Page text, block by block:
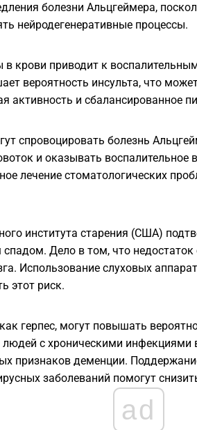
болезни Альцгеймера,
нейродегенеративные процессы.
крови приводит к
вероятность инсульта, что
активность и сбалансированное
спровоцировать болезнь
и оказывать воспалительное
лечение стоматологических
института старения (США)
Дело в том, что
Использование слуховых
этот риск.
герпес, могут повышать
с хроническими инфекциями
признаков деменции.
заболеваний помогут
ad